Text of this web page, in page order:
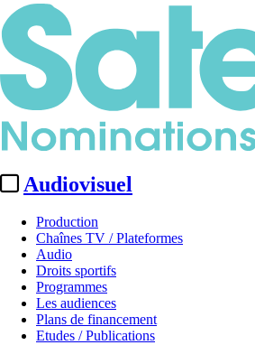
Audiovisuel
Production
Chaînes TV / Plateformes
Audio
Droits sportifs
Programmes
Les audiences
Plans de financement
Etudes / Publications